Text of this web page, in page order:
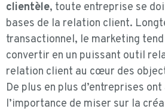
clientèle, toute entreprise se
bases de la relation client.
transactionnel, le marketing
convertir en un puissant outil
relation client au cœur des
De plus en plus d’entreprises
l’importance de miser sur la